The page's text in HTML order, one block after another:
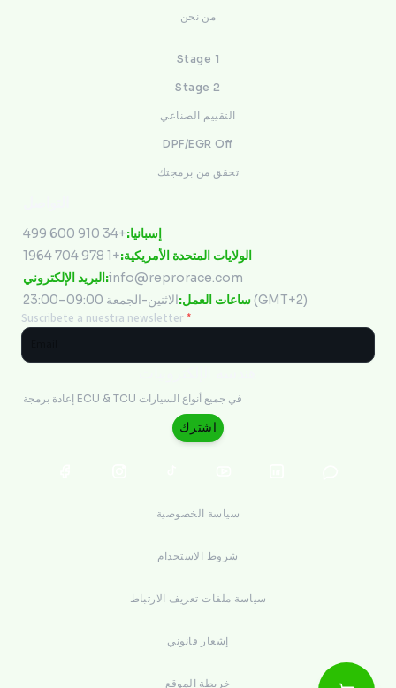
من نحن
Stage 1
Stage 2
التقييم الصناعي
DPF/EGR Off
تحقق من برمجتك
إسبانيا:+34 910 600 499
الولايات المتحدة الأمريكية:+1 978 704 1964
البريد الإلكتروني:info@reprorace.com
ساعات العمل: الاثنين-الجمعة 09:00–23:00 (GMT+2)
Suscribete a nuestra newsletter *
إعادة برمجة ECU & TCU في جميع أنواع السيارات
اشترك
سياسة الخصوصية
شروط الاستخدام
سياسة ملفات تعريف الارتباط
إشعار قانوني
خريطة الموقع